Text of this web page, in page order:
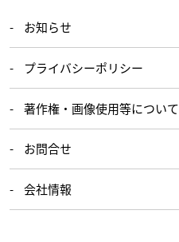
お知らせ
プライバシーポリシー
著作権・画像使用等について
お問合せ
会社情報